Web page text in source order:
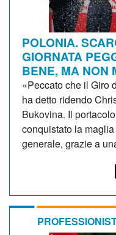
POLONIA.
GIORNATA
BENE, MA NON
«Peccato che il Giro
ha detto ridendo
Bukovina. Il
conquistato la
generale, grazie a